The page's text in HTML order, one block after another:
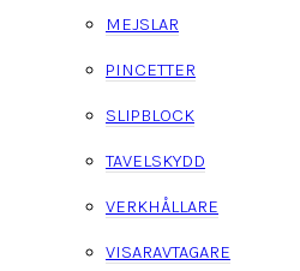
MEJSLAR
PINCETTER
SLIPBLOCK
TAVELSKYDD
VERKHÅLLARE
VISARAVTAGARE